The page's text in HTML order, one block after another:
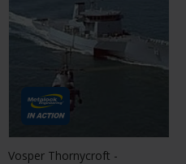
Vosper Thornycroft -